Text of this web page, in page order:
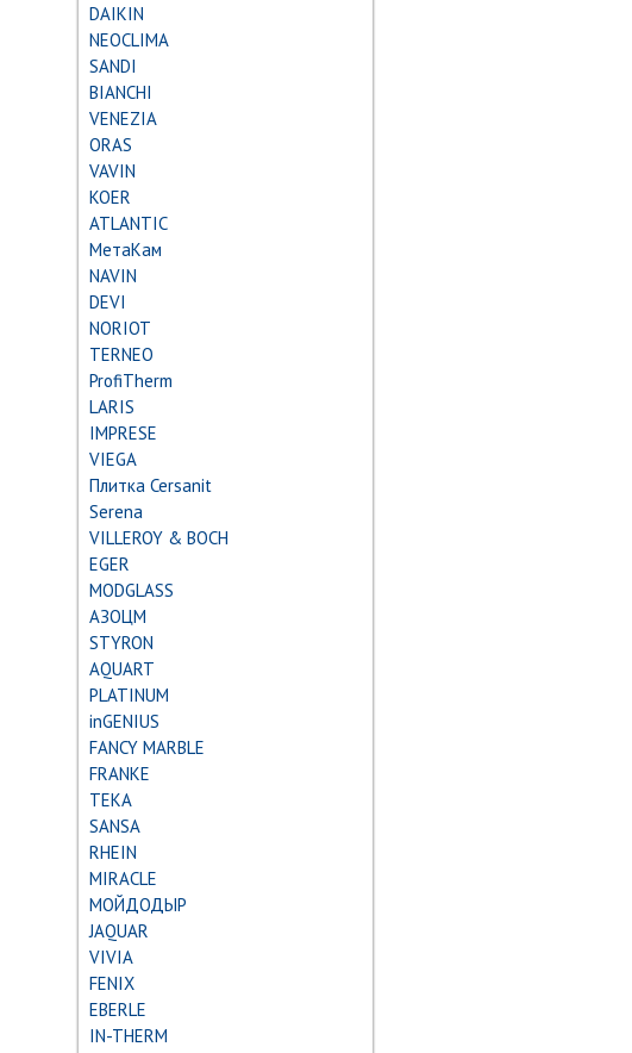
DAIKIN
NEOCLIMA
SANDI
BIANCHI
VENEZIA
ORAS
VAVIN
KOER
ATLANTIC
МетаКам
NAVIN
DEVI
NORIOT
TERNEO
ProfiTherm
LARIS
IMPRESE
VIEGA
Плитка Cersanit
Serena
VILLEROY & BOCH
EGER
MODGLASS
АЗОЦМ
STYRON
AQUART
PLATINUM
inGENIUS
FANCY MARBLE
FRANKE
TEKA
SANSA
RHEIN
MIRACLE
МОЙДОДЫР
JAQUAR
VIVIA
FENIX
EBERLE
IN-THERM